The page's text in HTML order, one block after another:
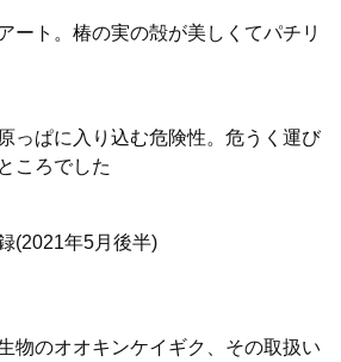
ート。椿の実の殻が美しくてパチリ
っぱに入り込む危険性。危うく運び
ころでした
(2021年5月後半)
物のオオキンケイギク、その取扱い